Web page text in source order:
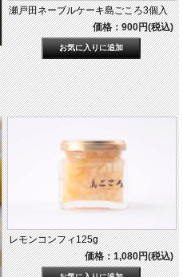
瀬戸田ネーブルケーキ島ごころ3個入
価格：900円(税込)
レモンコンフィ125g
価格：1,080円(税込)